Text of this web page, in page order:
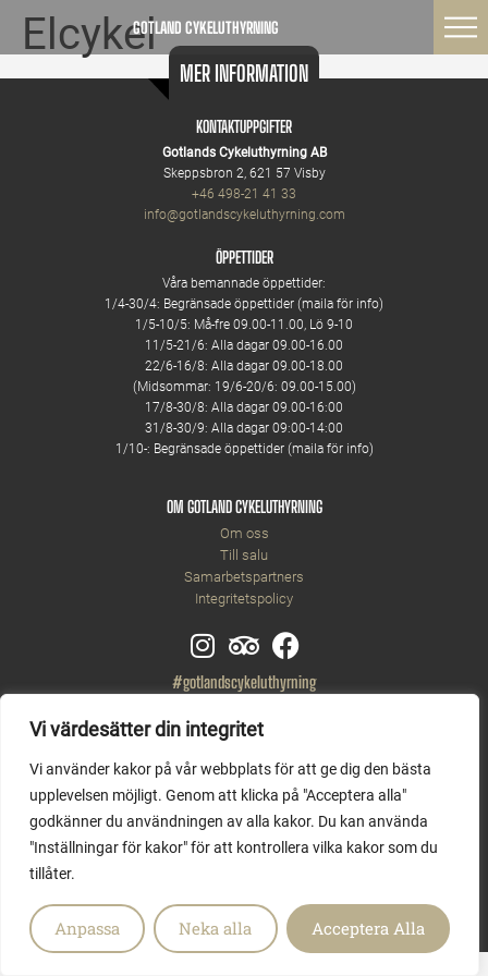
Vi värdesätter din integritet
Vi använder kakor på vår webbplats för att ge dig den bästa
upplevelsen möjligt. Genom att klicka på "Acceptera alla"
godkänner du användningen av alla kakor. Du kan använda
"Inställningar för kakor" för att kontrollera vilka kakor som du
tillåter.
Anpassa Neka alla Acceptera Alla
GOTLAND CYKELUTHYRNING
Elcykel
MER INFORMATION
KONTAKTUPPGIFTER
Gotlands Cykeluthyrning AB
Skeppsbron 2, 621 57 Visby
+46 498-21 41 33
info@gotlandscykeluthyrning.com
ÖPPETTIDER
Våra bemannade öppettider:
1/4-30/4: Begränsade öppettider (maila för info)
1/5-10/5: Må-fre 09.00-11.00, Lö 9-10
11/5-21/6: Alla dagar 09.00-16.00
22/6-16/8: Alla dagar 09.00-18.00
(Midsommar: 19/6-20/6: 09.00-15.00)
17/8-30/8: Alla dagar 09.00-16:00
31/8-30/9: Alla dagar 09:00-14:00
1/10-: Begränsade öppettider (maila för info)
OM GOTLAND CYKELUTHYRNING
Om oss
Till salu
Samarbetspartners
Integritetspolicy
#gotlandscykeluthyrning
Copyright © 2026 Gotlands Cykeluthyrning AB